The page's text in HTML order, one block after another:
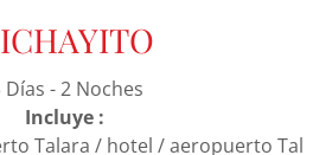
Días - 2 Noches
Incluye :
Talara / hotel / aeropuerto Tal